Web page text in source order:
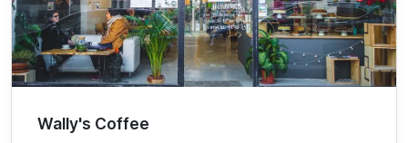
Wally's Coffee